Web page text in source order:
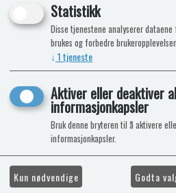
Statistikk
Disse tjenestene analyserer
brukes og forbedre
↓ 1tjeneste
Aktiver eller deaktiver
informasjonkapsler
Bruk denne bryteren til å aktivere
informasjonkapsler.
Kun nødvendige Godta